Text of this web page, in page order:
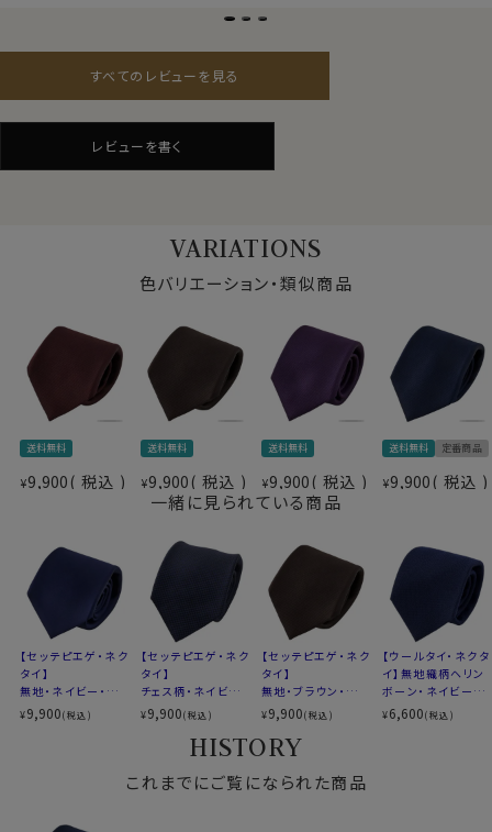
シルク100％
柄
ジャガード織・無地
ネイビー 紺
大剣の幅
約8.0cm
※３本よりどりの対象ではございません
すべてのレビューを見る
レビューを書く
VARIATIONS
色バリエーション・類似商品
送料無料
¥9,900 税込
送料無料
¥9,900 税込
送料無料
¥9,900 税込
送料無料 定番商品
¥9,900 税込
一緒に見られている商品
【セッテピエゲ・ネク
タイ】
無地・ネイビー・日
本製
¥9,900(税込)
【セッテピエゲ・ネク
タイ】
チェス柄・ネイビー
ブルー1・日本製
¥9,900(税込)
【セッテピエゲ・ネク
タイ】
無地・ブラウン・日本
製
¥9,900(税込)
【ウールタイ・ネクタ
イ】無地織柄ヘリン
ボーン・ネイビーブ
ルー・日本製
¥6,600(税込)
HISTORY
これまでにご覧になられた商品